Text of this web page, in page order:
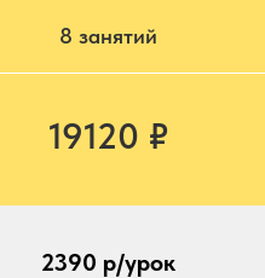
8 занятий
19120 ₽
2390 р/урок